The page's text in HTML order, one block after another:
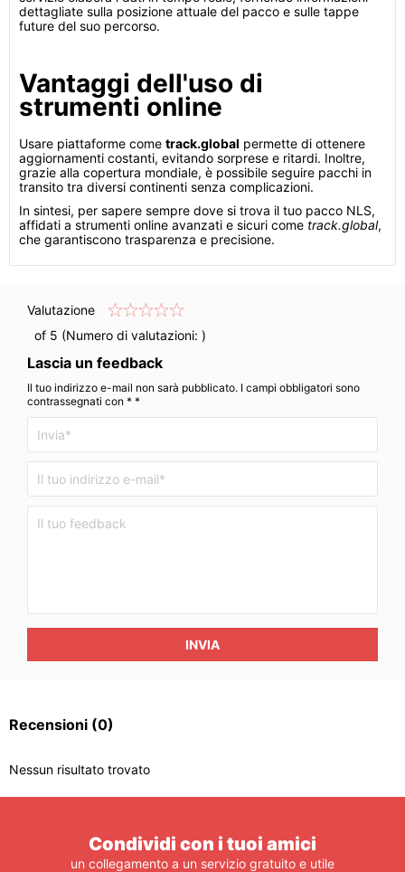
dettagliate sulla posizione attuale del pacco e sulle tappe
future del suo percorso.
Vantaggi dell'uso di
strumenti online
Usare piattaforme come track.global permette di ottenere
aggiornamenti costanti, evitando sorprese e ritardi. Inoltre,
grazie alla copertura mondiale, è possibile seguire pacchi in
transito tra diversi continenti senza complicazioni.
In sintesi, per sapere sempre dove si trova il tuo pacco NLS,
affidati a strumenti online avanzati e sicuri come track.global,
che garantiscono trasparenza e precisione.
Valutazione
of 5 (Numero di valutazioni: )
Lascia un feedback
Il tuo indirizzo e-mail non sarà pubblicato. I campi obbligatori sono
contrassegnati con * *
INVIA
Recensioni (0)
Nessun risultato trovato
Condividi con i tuoi amici
un collegamento a un servizio gratuito e utile